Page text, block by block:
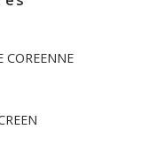
COREENNE